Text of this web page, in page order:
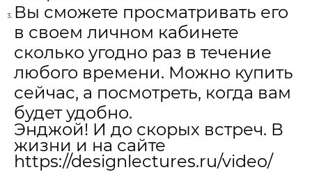
Вы сможете просматривать его
в своем личном кабинете
сколько угодно раз в течение
любого времени. Можно купить
сейчас, а посмотреть, когда вам
будет удобно.
Энджой! И до скорых встреч. В
жизни и на сайте
https://designlectures.ru/video/